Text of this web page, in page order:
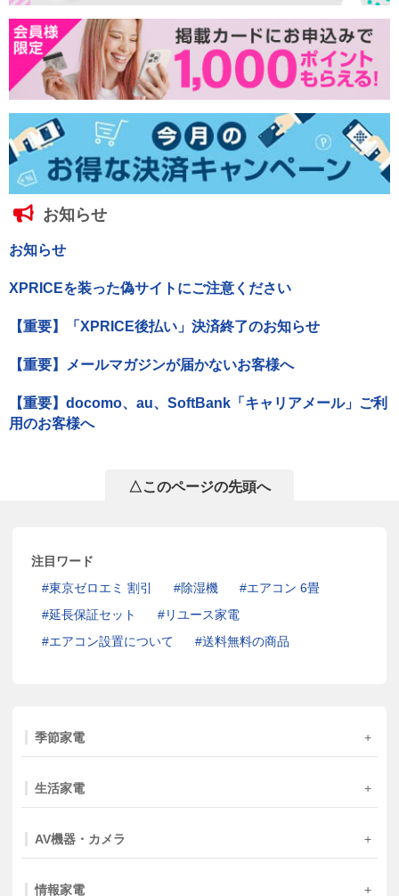
お知らせ
お知らせ
XPRICEを装った偽サイトにご注意ください
【重要】「XPRICE後払い」決済終了のお知らせ
【重要】メールマガジンが届かないお客様へ
【重要】docomo、au、SoftBank「キャリアメール」ご利
用のお客様へ
△このページの先頭へ
注目ワード
東京ゼロエミ 割引
除湿機
エアコン 6畳
延長保証セット
リユース家電
エアコン設置について
送料無料の商品
季節家電
生活家電
AV機器・カメラ
情報家電